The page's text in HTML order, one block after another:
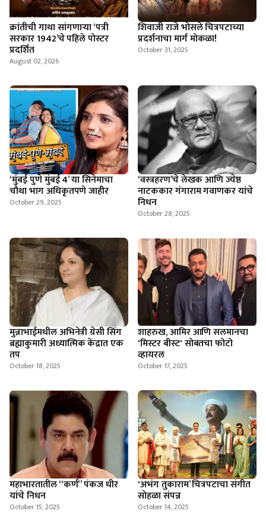
क्रांतीची गाथा सांगणार्‍या ‘पत्री
सरकार 1942’चे पहिले पोस्टर
प्रदर्शित
August 02, 2026
शिवाजी राजे भोसले चित्रपटाच्या
प्रदर्शनाचा मार्ग मोकळा!
October 31, 2025
‘मुंबई पुणे मुंबई 4’ या सिनेमाचा
चौथा भाग अधिकृतपणे जाहीर
October 29, 2025
‘वस्त्रहरण’चे लेखक आणि ज्येष्ठ
नाटककार गंगाराम गवाणकर यांचे
निधन
October 28, 2025
मुन्नाभाईमधील अभिनेत्री ग्रेसी सिंग
ब्रह्माकुमारी अध्यात्मिक केंद्रात एक
तप
October 18, 2025
शाहरुख, आमिर आणि सलमानचा
'मिस्टर बीस्ट' सोबतचा फोटो
व्हायरल
October 17, 2025
महाभारतातील “कर्ण” पंकज धीर
यांचे निधन
October 15, 2025
'अभंग तुकाराम’ चित्रपटाचा संगीत
सोहळा संपन्न
October 14, 2025